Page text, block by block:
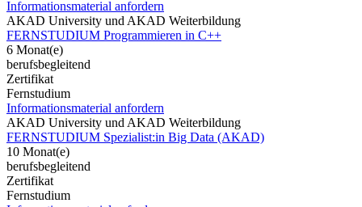
Informationsmaterial anfordern
AKAD University und AKAD Weiterbildung
FERNSTUDIUM Programmieren in C++
6 Monat(e)
berufsbegleitend
Zertifikat
Fernstudium
Informationsmaterial anfordern
AKAD University und AKAD Weiterbildung
FERNSTUDIUM Spezialist:in Big Data (AKAD)
10 Monat(e)
berufsbegleitend
Zertifikat
Fernstudium